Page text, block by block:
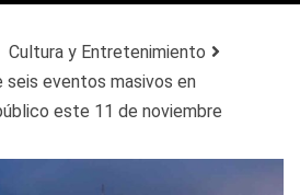
Cultura y Entretenimiento
seis eventos masivos en
este 11 de noviembre